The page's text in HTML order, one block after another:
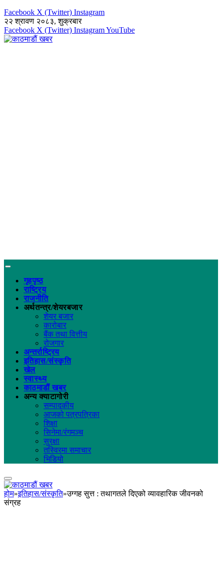
Facebook X (Twitter) Instagram
२२ श्रावण २०८३, शुक्रबार
Facebook X (Twitter) InstagramYouTube
गृहपृष्ठ
राष्ट्रिय
राजनीति
अर्थतन्त्र/शेयरबजार
शेयर बजार
कारोबार
बैंक तथा वित्तीय
रोजगार
अन्तर्राष्ट्रिय
इतिहास/संस्कृति
खेल
स्वास्थ्य
काठमाडौं खबर
अन्य क्याटागोरी
सम्पादकीय
आजको पत्रपत्रिका
शिक्षा
सिनेमा/रंगमञ्च
सुरक्षा
तस्विरमा समाचार
भिडियो
होम»इतिहास/संस्कृति»उग्गह सुत्त : तथागतले दिएको व्यावहारिक जीवनको
संग्रह